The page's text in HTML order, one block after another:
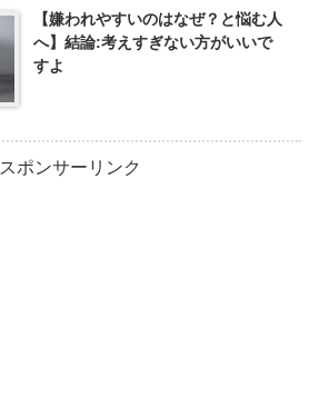
【嫌われやすいのはなぜ？と悩む人
へ】結論:考えすぎない方がいいで
すよ
スポンサーリンク